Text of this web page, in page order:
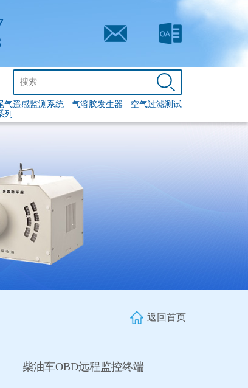
气遥感监测系统 气溶胶发生器
空气过滤测试
列
返回首页
柴油车OBD远程监控终端